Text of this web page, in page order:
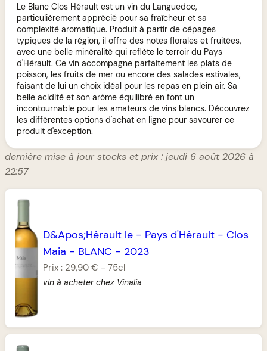
Le Blanc Clos Hérault est un vin du Languedoc,
particulièrement apprécié pour sa fraîcheur et sa
complexité aromatique. Produit à partir de cépages
typiques de la région, il offre des notes florales et fruitées,
avec une belle minéralité qui reflète le terroir du Pays
d'Hérault. Ce vin accompagne parfaitement les plats de
poisson, les fruits de mer ou encore des salades estivales,
faisant de lui un choix idéal pour les repas en plein air. Sa
belle acidité et son arôme équilibré en font un
incontournable pour les amateurs de vins blancs. Découvrez
les différentes options d'achat en ligne pour savourer ce
produit d'exception.
dernière mise à jour stocks et prix : jeudi 6 août 2026 à
22:57
D&Apos;Hérault le - Pays d'Hérault - Clos
Maia - BLANC - 2023
Prix : 29,90 € -75cl
vin à acheter chez Vinalia